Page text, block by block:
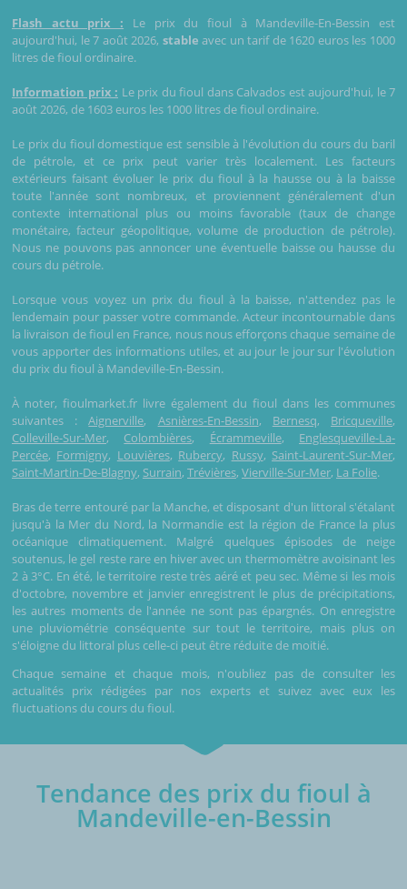
Flash actu prix : Le prix du fioul à Mandeville-En-Bessin est
aujourd'hui, le 7 août 2026, stable avec un tarif de 1620 euros les 1000
litres de fioul ordinaire.
Information prix : Le prix du fioul dans Calvados est aujourd'hui, le 7
août 2026, de 1603 euros les 1000 litres de fioul ordinaire.
Le prix du fioul domestique est sensible à l'évolution du cours du baril
de pétrole, et ce prix peut varier très localement. Les facteurs
extérieurs faisant évoluer le prix du fioul à la hausse ou à la baisse
toute l'année sont nombreux, et proviennent généralement d'un
contexte international plus ou moins favorable (taux de change
monétaire, facteur géopolitique, volume de production de pétrole).
Nous ne pouvons pas annoncer une éventuelle baisse ou hausse du
cours du pétrole.
Lorsque vous voyez un prix du fioul à la baisse, n'attendez pas le
lendemain pour passer votre commande. Acteur incontournable dans
la livraison de fioul en France, nous nous efforçons chaque semaine de
vous apporter des informations utiles, et au jour le jour sur l'évolution
du prix du fioul à Mandeville-En-Bessin.
À noter, fioulmarket.fr livre également du fioul dans les communes
suivantes :Aignerville, Asnières-En-Bessin, Bernesq, Bricqueville,
Colleville-Sur-Mer, Colombières, Écrammeville, Englesqueville-La-
Percée, Formigny, Louvières, Rubercy, Russy, Saint-Laurent-Sur-Mer,
Saint-Martin-De-Blagny, Surrain, Trévières, Vierville-Sur-Mer, La Folie.
Bras de terre entouré par la Manche, et disposant d'un littoral s'étalant
jusqu'à la Mer du Nord, la Normandie est la région de France la plus
océanique climatiquement. Malgré quelques épisodes de neige
soutenus, le gel reste rare en hiver avec un thermomètre avoisinant les
2 à 3°C. En été, le territoire reste très aéré et peu sec. Même si les mois
d'octobre, novembre et janvier enregistrent le plus de précipitations,
les autres moments de l'année ne sont pas épargnés. On enregistre
une pluviométrie conséquente sur tout le territoire, mais plus on
s'éloigne du littoral plus celle-ci peut être réduite de moitié.
Chaque semaine et chaque mois, n'oubliez pas de consulter les
actualités prix rédigées par nos experts et suivez avec eux les
fluctuations du cours du fioul.
Tendance des prix du fioul à
Mandeville-en-Bessin